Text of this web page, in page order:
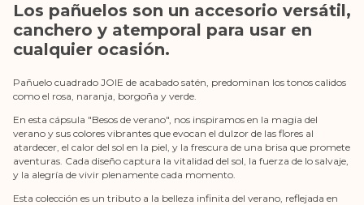
Los pañuelos son un accesorio versátil,
canchero y atemporal para usar en
cualquier ocasión.
Pañuelo cuadrado JOIE de acabado satén, predominan los tonos calidos
como el rosa, naranja, borgoña y verde.
En esta cápsula "Besos de verano", nos inspiramos en la magia del
verano y sus colores vibrantes que evocan el dulzor de las flores al
atardecer, el calor del sol en la piel, y la frescura de una brisa que promete
aventuras. Cada diseño captura la vitalidad del sol, la fuerza de lo salvaje,
y la alegría de vivir plenamente cada momento.
Esta colección es un tributo a la belleza infinita del verano, reflejada en